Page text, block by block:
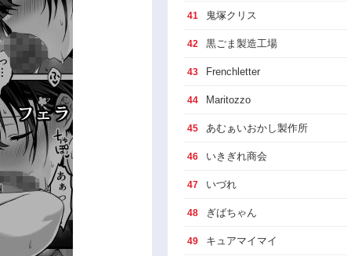
41 鬼塚クリス
42 黒ごま製造工場
43 Frenchletter
44 Maritozzo
45 あむぁいおかし製作所
46 いきぎれ商会
47 いづれ
48 ぎばちゃん
49 キュアマイマイ